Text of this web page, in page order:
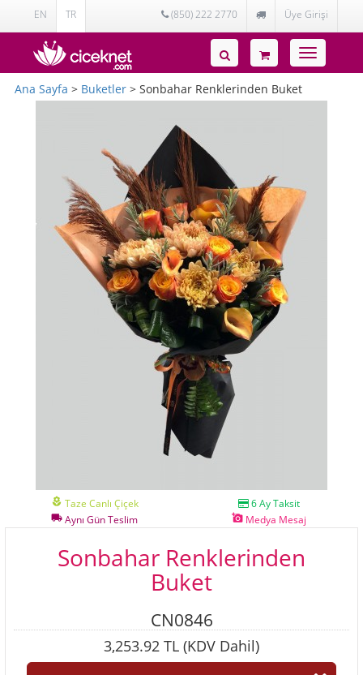
EN TR (850) 222 2770 Üye Girişi
Toggle
navigation
Ana Sayfa > Buketler > Sonbahar Renklerinden Buket
local_florist Taze Canlı Çiçek 6 Ay Taksit
local_shipping Aynı Gün Teslim add_a_photoMedya Mesaj
Sonbahar Renklerinden
Buket
CN0846
3,253.92 TL (KDV Dahil)